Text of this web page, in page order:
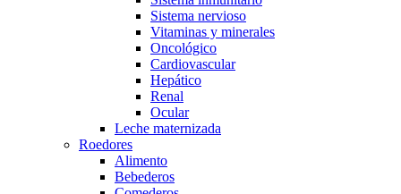
Sistema nervioso
Vitaminas y minerales
Oncológico
Cardiovascular
Hepático
Renal
Ocular
Leche maternizada
Roedores
Alimento
Bebederos